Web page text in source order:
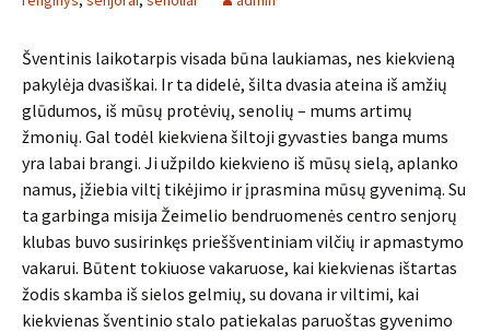
Šventinis laikotarpis visada būna laukiamas, nes kiekvieną
pakylėja dvasiškai. Ir ta didelė, šilta dvasia ateina iš amžių
glūdumos, iš mūsų protėvių, senolių – mums artimų
žmonių. Gal todėl kiekviena šiltoji gyvasties banga mums
yra labai brangi. Ji užpildo kiekvieno iš mūsų sielą, aplanko
namus, įžiebia viltį tikėjimo ir įprasmina mūsų gyvenimą. Su
ta garbinga misija Žeimelio bendruomenės centro senjorų
klubas buvo susirinkęs prieššventiniam vilčių ir apmastymo
vakarui. Būtent tokiuose vakaruose, kai kiekvienas ištartas
žodis skamba iš sielos gelmių, su dovana ir viltimi, kai
kiekvienas šventinio stalo patiekalas paruoštas gyvenimo